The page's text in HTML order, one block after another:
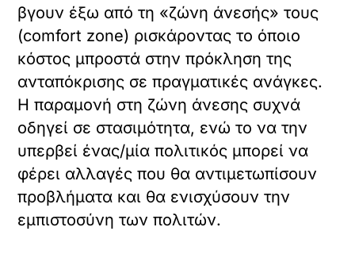
βγουν έξω από τη «ζώνη άνεσής» τους
(comfort zone) ρισκάροντας το όποιο
κόστος μπροστά στην πρόκληση της
ανταπόκρισης σε πραγματικές ανάγκες.
Η παραμονή στη ζώνη άνεσης συχνά
οδηγεί σε στασιμότητα, ενώ το να την
υπερβεί ένας/μία πολιτικός μπορεί να
φέρει αλλαγές που θα αντιμετωπίσουν
προβλήματα και θα ενισχύσουν την
εμπιστοσύνη των πολιτών.